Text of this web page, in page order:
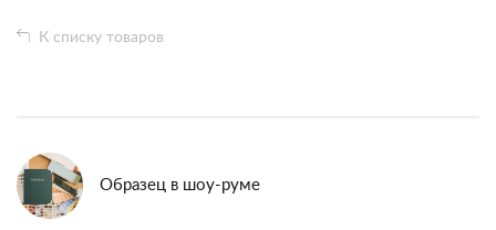
К списку товаров
Образец в шоу-руме